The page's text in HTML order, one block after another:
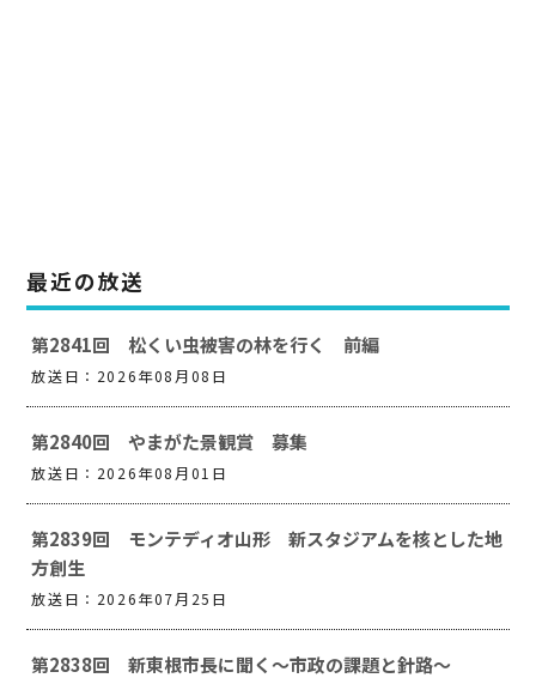
最近の放送
第2841回 松くい虫被害の林を行く 前編
放送日：2026年08月08日
第2840回 やまがた景観賞 募集
放送日：2026年08月01日
第2839回 モンテディオ山形 新スタジアムを核とした地
方創生
放送日：2026年07月25日
第2838回 新東根市長に聞く～市政の課題と針路～